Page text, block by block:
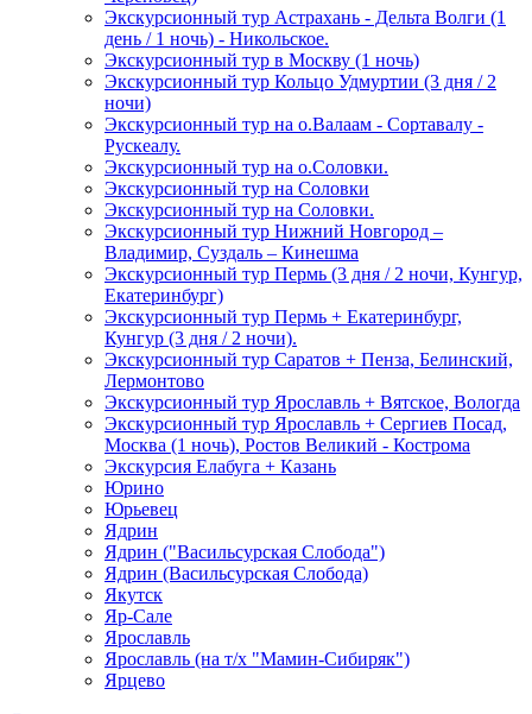
Экскурсионный тур Астрахань - Дельта Волги (1
день / 1 ночь) - Никольское.
Экскурсионный тур в Москву (1 ночь)
Экскурсионный тур Кольцо Удмуртии (3 дня / 2
ночи)
Экскурсионный тур на о.Валаам - Сортавалу -
Рускеалу.
Экскурсионный тур на о.Соловки.
Экскурсионный тур на Соловки
Экскурсионный тур на Соловки.
Экскурсионный тур Нижний Новгород –
Владимир, Суздаль – Кинешма
Экскурсионный тур Пермь (3 дня / 2 ночи, Кунгур,
Екатеринбург)
Экскурсионный тур Пермь + Екатеринбург,
Кунгур (3 дня / 2 ночи).
Экскурсионный тур Саратов + Пенза, Белинский,
Лермонтово
Экскурсионный тур Ярославль + Вятское, Вологда
Экскурсионный тур Ярославль + Сергиев Посад,
Москва (1 ночь), Ростов Великий - Кострома
Экскурсия Елабуга + Казань
Юрино
Юрьевец
Ядрин
Ядрин ("Васильсурская Слобода")
Ядрин (Васильсурская Слобода)
Якутск
Яр-Сале
Ярославль
Ярославль (на т/х "Мамин-Сибиряк")
Ярцево